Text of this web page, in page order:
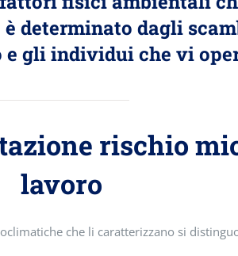
è determinato dagli
e gli individui che vi
rischio
lavoro
che li caratterizzano si